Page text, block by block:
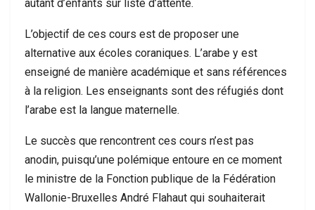
autant d’enfants sur liste d’attente.
L’objectif de ces cours est de proposer une
alternative aux écoles coraniques. L’arabe y est
enseigné de manière académique et sans références
à la religion. Les enseignants sont des réfugiés dont
l’arabe est la langue maternelle.
Le succès que rencontrent ces cours n’est pas
anodin, puisqu’une polémique entoure en ce moment
le ministre de la Fonction publique de la Fédération
Wallonie-Bruxelles André Flahaut qui souhaiterait